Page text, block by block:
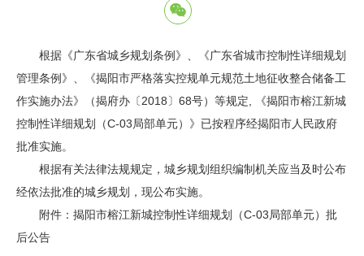
根据《广东省城乡规划条例》、《广东省城市控制性详细规划
管理条例》、《揭阳市严格落实控规单元规范土地征收整合储备工
作实施办法》（揭府办〔2018〕68号）等规定, 《揭阳市榕江新城
控制性详细规划（C-03局部单元）》已按程序经揭阳市人民政府
批准实施。
根据有关法律法规规定，城乡规划组织编制机关应当及时公布
经依法批准的城乡规划，现公布实施。
附件：揭阳市榕江新城控制性详细规划（C-03局部单元）批
后公告